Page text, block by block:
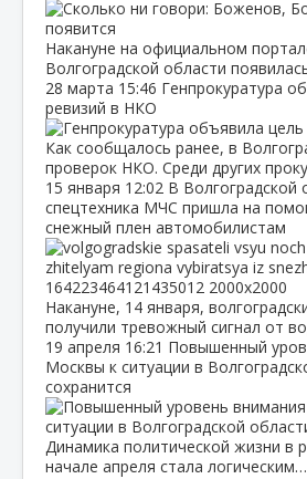
Накануне на официальном
Волгоградской области
28 марта 15:46 Генпрокуратура
ревизий в НКО
Как сообщалось ранее, в
проверок НКО. Среди других
15 января 12:02 В Волгоградской
спецтехника МЧС пришла на
снежный плен автомобилистам
Накануне, 14 января,
получили тревожный сигнал от
19 апреля 16:21 Повышенный
Москвы к ситуации в
сохранится
Динамика политической жизни в
начале апреля стала логическим…